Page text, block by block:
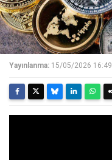
Yayınlanma: 15/05/2026 16:49